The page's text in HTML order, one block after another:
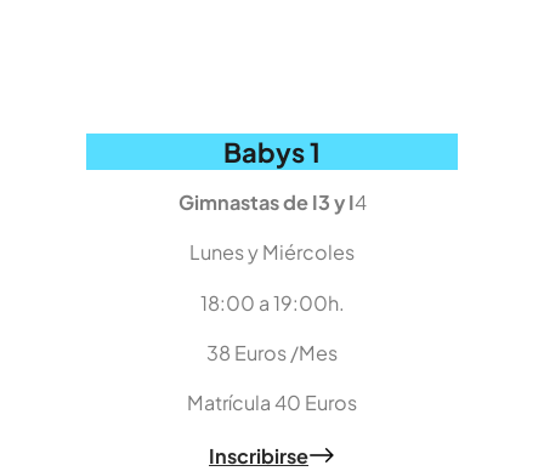
Babys 1
Gimnastas de I3 y I4
Lunes y Miércoles
18:00 a 19:00h.
38 Euros /Mes
Matrícula 40 Euros
Inscribirse